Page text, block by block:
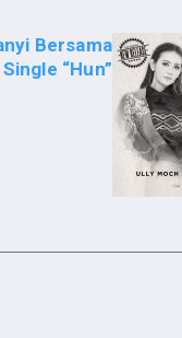
Bersama
“Hun”